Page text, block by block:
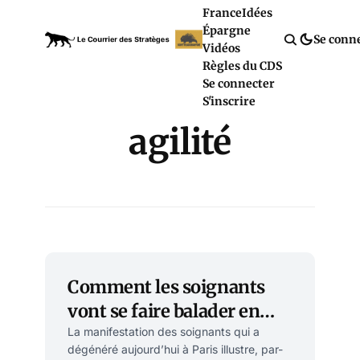
FranceIdées
Épargne
Vidéos
Règles du CDS
Se connecter
S'inscrire
Se
agilité
Comment les soignants
vont se faire balader en
beauté par le Ségur de la
La manifestation des soignants qui a
dégénéré aujourd’hui à Paris illustre, par-